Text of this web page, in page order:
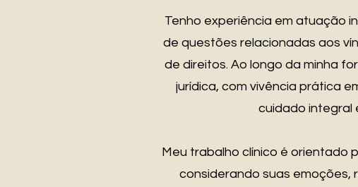
Tenho experiência em atuação
de questões relacionadas aos
de direitos. Ao longo da minha
jurídica, com vivência prática
cuidado integral
Meu trabalho clínico é orientado
considerando suas emoções,